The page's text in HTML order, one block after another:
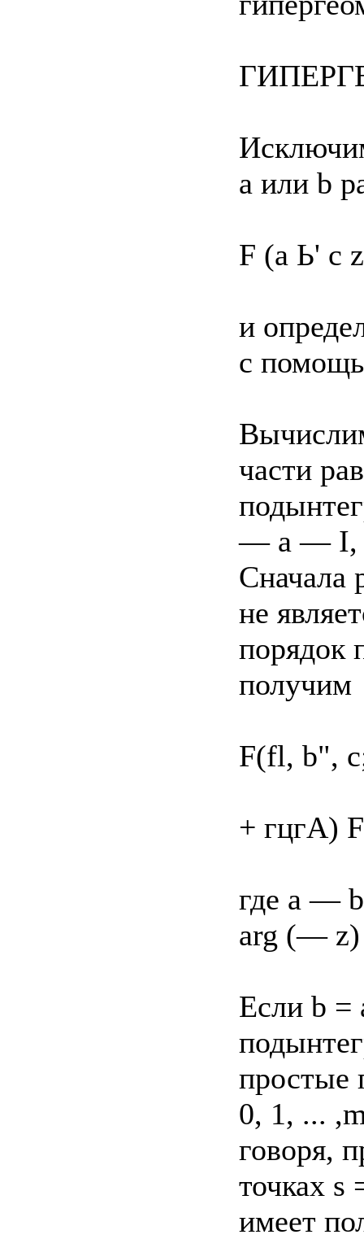
а или b
F (а Ь' с
и
с
части
— а — I,
Сначала
не
порядок
получим
F(fl, b",
+ гцгА)
где a —
arg (— z)
Если b =
0, 1, ...
говоря,
точках
имеет